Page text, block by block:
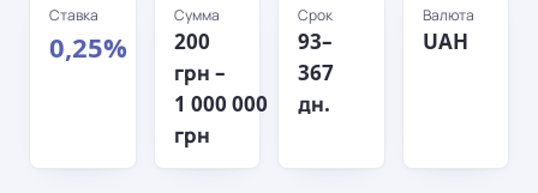
Ставка
0,25%
Сумма
200
грн –
1 000 000
грн
Срок
93–
367
дн.
Валюта
UAH